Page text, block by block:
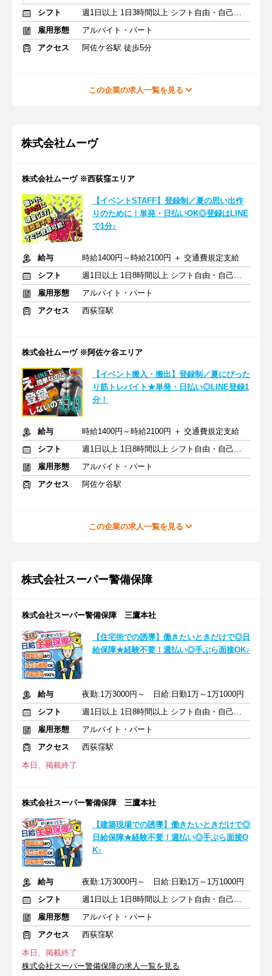
シフト
週1日以上 1日3時間以上 シフト自由・自己申告
雇用形態
アルバイト・パート
アクセス
阿佐ケ谷駅 徒歩5分
この企業の求人一覧を見る
株式会社ムーヴ
株式会社ムーヴ ※西荻窪エリア
【イベントSTAFF】登録制／夏の思い出作
りのために！単発・日払いOK◎登録はLINE
で1分♪
給与
時給1400円～時給2100円 ＋ 交通費規定支給
シフト
週1日以上 1日8時間以上 シフト自由・自己申告
雇用形態
アルバイト・パート
アクセス
西荻窪駅
株式会社ムーヴ ※阿佐ケ谷エリア
【イベント搬入・搬出】登録制／夏にぴった
り筋トレバイト★単発・日払い◎LINE登録1
分！
給与
時給1400円～時給2100円 ＋ 交通費規定支給
シフト
週1日以上 1日8時間以上 シフト自由・自己申告
雇用形態
アルバイト・パート
アクセス
阿佐ケ谷駅
この企業の求人一覧を見る
株式会社スーパー警備保障
株式会社スーパー警備保障 三鷹本社
【住宅街での誘導】働きたいときだけで◎日
給保障★経験不要！週払い◎手ぶら面接OK♪
給与
夜勤:1万3000円～ 日給:日勤1万～1万1000円
シフト
週1日以上 1日8時間以上 シフト自由・自己申告
雇用形態
アルバイト・パート
アクセス
西荻窪駅
本日、掲載終了
株式会社スーパー警備保障 三鷹本社
【建築現場での誘導】働きたいときだけで◎
日給保障★経験不要！週払い◎手ぶら面接O
K♪
給与
夜勤:1万3000円～ 日給:日勤1万～1万1000円
シフト
週1日以上 1日8時間以上 シフト自由・自己申告
雇用形態
アルバイト・パート
アクセス
西荻窪駅
本日、掲載終了
株式会社スーパー警備保障の求人一覧を見る